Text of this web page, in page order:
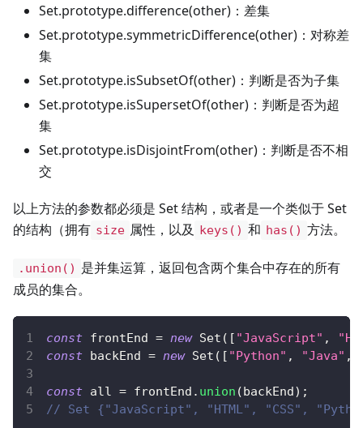
Set.prototype.difference(other)：差集
Set.prototype.symmetricDifference(other)：对称差
集
Set.prototype.isSubsetOf(other)：判断是否为子集
Set.prototype.isSupersetOf(other)：判断是否为超
集
Set.prototype.isDisjointFrom(other)：判断是否不相
交
以上方法的参数都必须是 Set 结构，或者是一个类似于 Set
的结构（拥有 size 属性，以及 keys() 和 has() 方法。
.union() 是并集运算，返回包含两个集合中存在的所有
成员的集合。
const frontEnd = new Set ( [ "JavaScript" ,
const backEnd = new Set ( [ "Python" , "Java" ,
const all = frontEnd . union (backEnd) ;
// Set {"JavaScript", "HTML", "CSS",